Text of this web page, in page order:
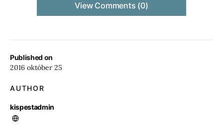
Published on
2016 október 25
AUTHOR
kispestadmin
View Comments (0)